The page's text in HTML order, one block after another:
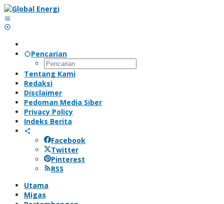
Lewati
ke
konten
Pencarian
Tentang Kami
Redaksi
Disclaimer
Pedoman Media Siber
Privacy Policy
Indeks Berita
Facebook
Twitter
Pinterest
RSS
Utama
Migas